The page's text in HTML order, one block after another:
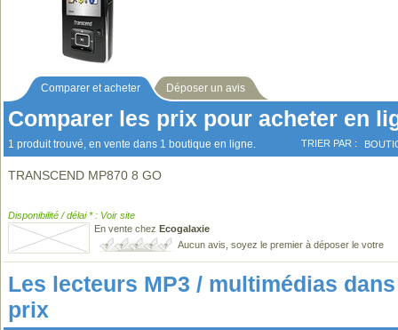
Comparer et acheter Déposer un avis
Comparer les prix pour acheter en
1 produit trouvé, en vente dans 1 boutique en ligne. TRIER PAR :
TRANSCEND MP870 8 GO
Disponibilité / délai * : Voir site
En vente chez Ecogalaxie
Aucun avis, soyez le premier à déposer le votre
Les lecteurs MP3 / multimédias
prix